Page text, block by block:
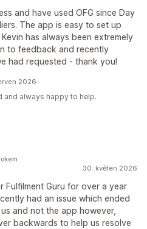
and have used OFG since Day
The app is easy to set up
has always been extremely
to feedback and recently
had requested - thank you!
2026
and always happy to help.
30. květen 2026
Fulfilment Guru for over a year
had an issue which ended
and not the app however,
backwards to help us resolve